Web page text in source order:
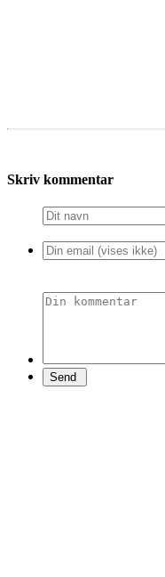
Skriv kommentar